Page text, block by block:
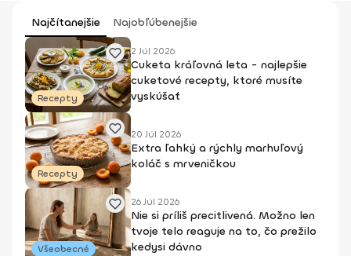
Najčítanejšie Najobľúbenejšie
Recepty
2 Júl 2026
Cuketa kráľovná leta - najlepšie
cuketové recepty, ktoré musíte
vyskúšať
Recepty
20 Júl 2026
Extra ľahký a rýchly marhuľový
koláč s mrveničkou
Všeobecné
26 Júl 2026
Nie si príliš precitlivená. Možno len
tvoje telo reaguje na to, čo prežilo
kedysi dávno